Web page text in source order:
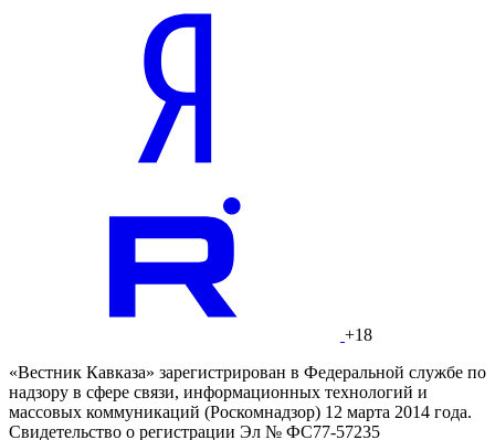
+18
«Вестник Кавказа» зарегистрирован в Федеральной службе по
надзору в сфере связи, информационных технологий и
массовых коммуникаций (Роскомнадзор) 12 марта 2014 года.
Свидетельство о регистрации Эл № ФС77-57235